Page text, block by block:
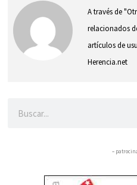
A través de
relacionados
artículos de
Herencia.net
–